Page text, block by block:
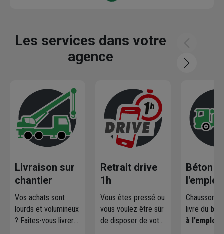
Les services dans votre
agence
Livraison sur
chantier
Vos achats sont
lourds et volumineux
? Faites-vous livrer
Retrait drive
1h
Vous êtes pressé ou
vous voulez être sûr
de disposer de votre
Béton
l'emploi
Chausson
livre du
à l’emploi